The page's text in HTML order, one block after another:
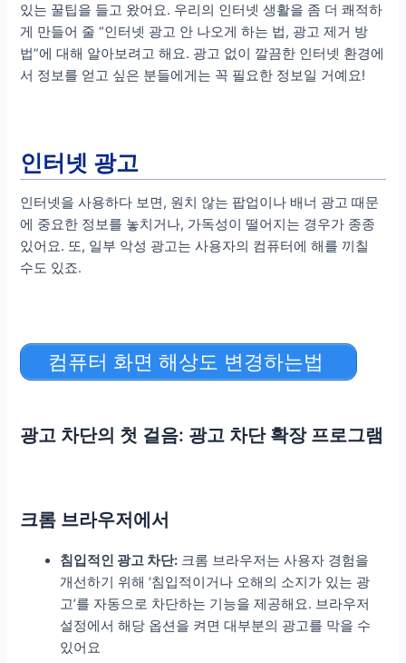
있는 꿀팁을 들고 왔어요. 우리의 인터넷 생활을 좀 더 쾌적하
게 만들어 줄 “인터넷 광고 안 나오게 하는 법, 광고 제거 방
법”에 대해 알아보려고 해요. 광고 없이 깔끔한 인터넷 환경에
서 정보를 얻고 싶은 분들에게는 꼭 필요한 정보일 거예요!
인터넷 광고
인터넷을 사용하다 보면, 원치 않는 팝업이나 배너 광고 때문
에 중요한 정보를 놓치거나, 가독성이 떨어지는 경우가 종종
있어요. 또, 일부 악성 광고는 사용자의 컴퓨터에 해를 끼칠
수도 있죠.
컴퓨터 화면 해상도 변경하는법
광고 차단의 첫 걸음: 광고 차단 확장 프로그램
크롬 브라우저에서
침입적인 광고 차단: 크롬 브라우저는 사용자 경험을
개선하기 위해 ‘침입적이거나 오해의 소지가 있는 광
고’를 자동으로 차단하는 기능을 제공해요. 브라우저
설정에서 해당 옵션을 켜면 대부분의 광고를 막을 수
있어요